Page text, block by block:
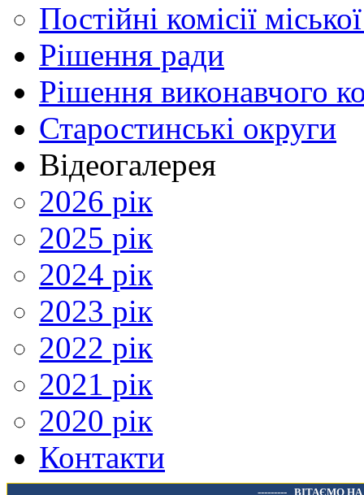
Постійні комісії
Рішення ради
Рішення виконавчого
Старостинські округи
Відеогалерея
2026 рік
2025 рік
2024 рік
2023 рік
2022 рік
2021 рік
2020 рік
Контакти
--------- ВІТАЄМО